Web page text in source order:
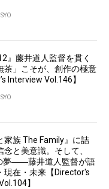
SYO
』藤井道人監督を貫く
茶」こそが、創作の極意
Interview Vol.146】
SYO
家族 The Family』に詰
念と美意識。そして、
夢――藤井道人監督が語
現在・未来【Director's
】